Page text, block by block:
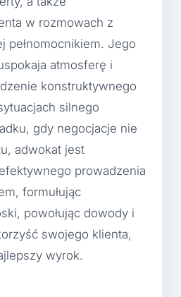
w rozmowach z
pełnomocnikiem. Jego
atmosferę i
konstruktywnego
silnego
gdy negocjacje nie
adwokat jest
prowadzenia
formułując
powołując dowody i
swojego klienta,
wyrok.